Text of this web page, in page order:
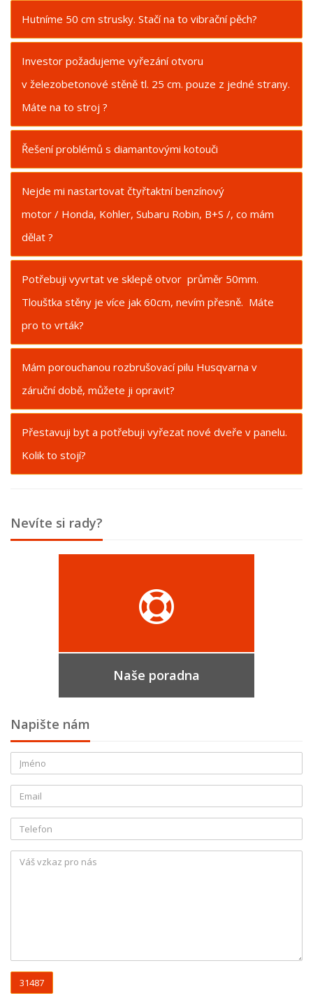
Hutníme 50 cm strusky. Stačí na to vibrační pěch?
Investor požadujeme vyřezání otvoru
v železobetonové stěně tl. 25 cm. pouze z jedné strany.
Máte na to stroj ?
Řešení problémů s diamantovými kotouči
Nejde mi nastartovat čtyřtaktní benzínový
motor / Honda, Kohler, Subaru Robin, B+S /, co mám
dělat ?
Potřebuji vyvrtat ve sklepě otvor průměr 50mm.
Tlouštka stěny je více jak 60cm, nevím přesně. Máte
pro to vrták?
Mám porouchanou rozbrušovací pilu Husqvarna v
záruční době, můžete ji opravit?
Přestavuji byt a potřebuji vyřezat nové dveře v panelu.
Kolik to stojí?
Nevíte si rady?
Naše poradna
Napište nám
31487